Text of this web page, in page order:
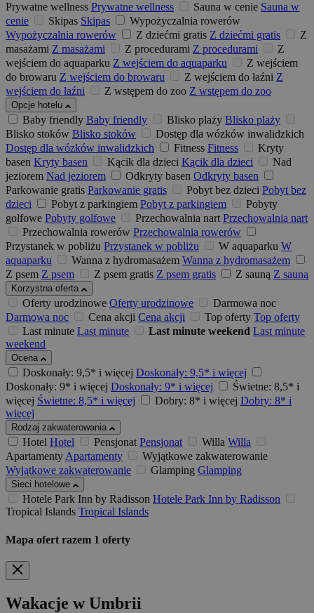
Prywatne wellness Prywatne wellness Sauna w cenie Sauna w
cenie
Skipas Skipas
Wypożyczalnia rowerów
Wypożyczalnia rowerów
Z dziećmi gratis Z dziećmi gratis
Z
masażami Z masażami Z procedurami Z procedurami
Z
wejściem do aquaparku Z wejściem do aquaparku
Z wejściem
do browaru Z wejściem do browaru Z wejściem do łaźni Z
wejściem do łaźni
Z wstępem do zoo Z wstępem do zoo
Opcje hotelu
Baby friendly Baby friendly Blisko plaży Blisko plaży
Blisko stoków Blisko stoków
Dostęp dla wózków inwalidzkich
Dostęp dla wózków inwalidzkich
Fitness Fitness
Kryty
basen Kryty basen Kącik dla dzieci Kącik dla dzieci
Nad
jeziorem Nad jeziorem Odkryty basen Odkryty basen
Parkowanie gratis Parkowanie gratis Pobyt bez dzieci Pobyt bez
dzieci
Pobyt z parkingiem Pobyt z parkingiem
Pobyty
golfowe Pobyty golfowe Przechowalnia nart Przechowalnia nart
Przechowalnia rowerów Przechowalnia rowerów
Przystanek w pobliżu Przystanek w pobliżu W aquaparku W
aquaparku
Wanna z hydromasażem Wanna z hydromasażem
Z psem Z psem Z psem gratis Z psem gratis Z sauną Z sauną
Korzystna oferta
Oferty urodzinowe Oferty urodzinowe
Darmowa noc
Darmowa noc
Cena akcji Cena akcji Top oferty Top oferty
Last minute Last minute Last minute weekend Last minute
weekend
Ocena
Doskonały: 9,5* i więcej Doskonały: 9,5* i więcej
Doskonały: 9* i więcej Doskonały: 9* i więcej
Świetne: 8,5* i
więcej Świetne: 8,5* i więcej Dobry: 8* i więcej Dobry: 8* i
więcej
Rodzaj zakwaterowania
Hotel Hotel Pensjonat Pensjonat Willa Willa
ApartamentyApartamenty
Wyjątkowe zakwaterowanie
Wyjątkowe zakwaterowanie
Glamping Glamping
Sieci hotelowe
Hotele Park Inn by Radisson Hotele Park Inn by Radisson
Tropical Islands Tropical Islands
Mapa ofert razem 1 oferty
Wakacje w Umbrii